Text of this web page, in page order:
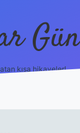
kısa hikayeler!